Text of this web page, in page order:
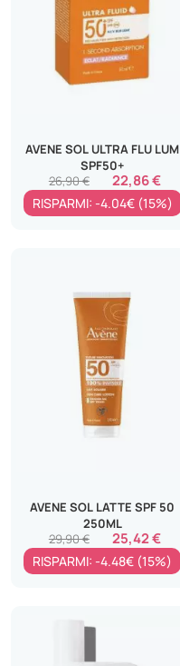
AVENE SOL ULTRA FLU LUM
SPF50+
22,86 €
26,90 €
RISPARMI: -4.04€ (15%)
AVENE SOL LATTE SPF 50
250ML
25,42 €
29,90 €
RISPARMI: -4.48€ (15%)